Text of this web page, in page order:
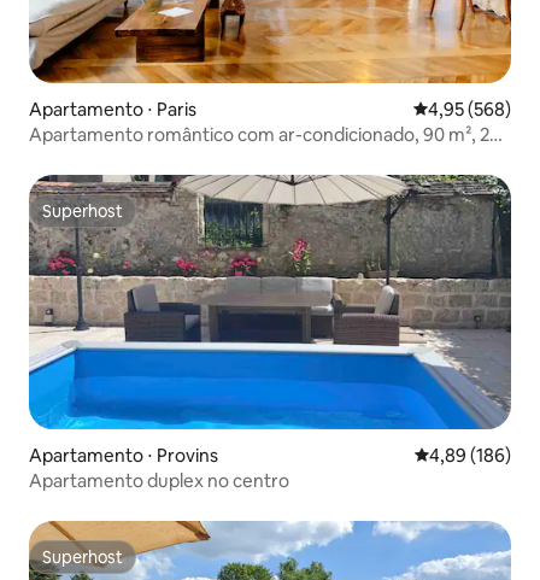
Apartamento ⋅ Paris 4,95 de uma
4,95 (568)
Apartamento romântico com ar-condicionado, 90 m², 2
Superhost
Superhost
Apartamento ⋅ Provins 4,89 de uma
4,89 (186)
Apartamento duplex no centro
Superhost
Superhost